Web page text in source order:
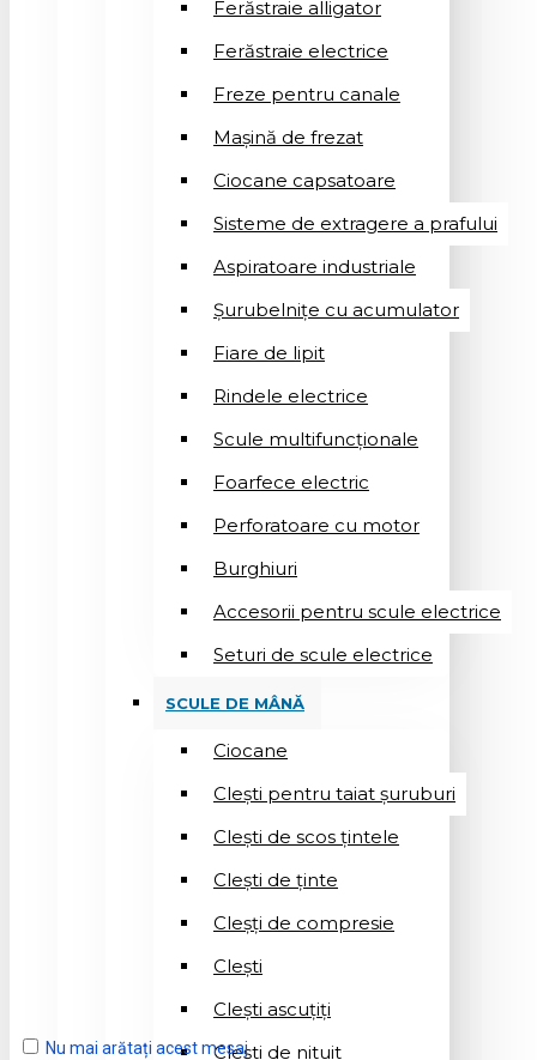
Ferăstraie alligator
Ferăstraie electrice
Freze pentru canale
Mașină de frezat
Ciocane capsatoare
Sisteme de extragere a prafului
Aspiratoare industriale
Șurubelnițe cu acumulator
Fiare de lipit
Rindele electrice
Scule multifuncționale
Foarfece electric
Perforatoare cu motor
Burghiuri
Accesorii pentru scule electrice
Seturi de scule electrice
SCULE DE MÂNĂ
Ciocane
Cleşti pentru taiat șuruburi
Clești de scos țintele
Clești de ținte
Cleșți de compresie
Cleşti
Clești ascuțiți
Cleşti de nituit
Nu mai arătați acest mesaj